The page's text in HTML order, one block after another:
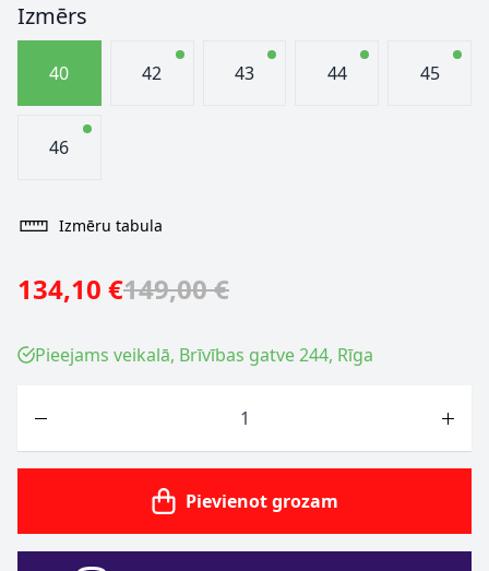
Izmērs
40 42 43 44 45
46
Izmēru tabula
134,10 €149,00 €
Pieejams veikalā, Brīvības gatve 244, Rīga
Pievienot grozam